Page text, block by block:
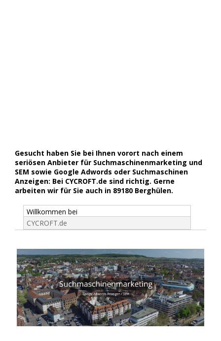
Gesucht haben Sie bei Ihnen vorort nach einem
seriösen Anbieter für Suchmaschinenmarketing und
SEM sowie Google Adwords oder Suchmaschinen
Anzeigen: Bei CYCROFT.de sind richtig. Gerne
arbeiten wir für Sie auch in 89180 Berghülen.
Willkommen bei
CYCROFT.de